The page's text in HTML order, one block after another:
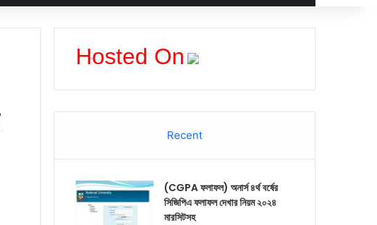
Hosted On
Recent
(CGPA ফলাফল) অনার্স ৪র্থ বর্ষের
সিজিপিএ ফলাফল দেখার নিয়ম ২০২৪
মারসিটসহ